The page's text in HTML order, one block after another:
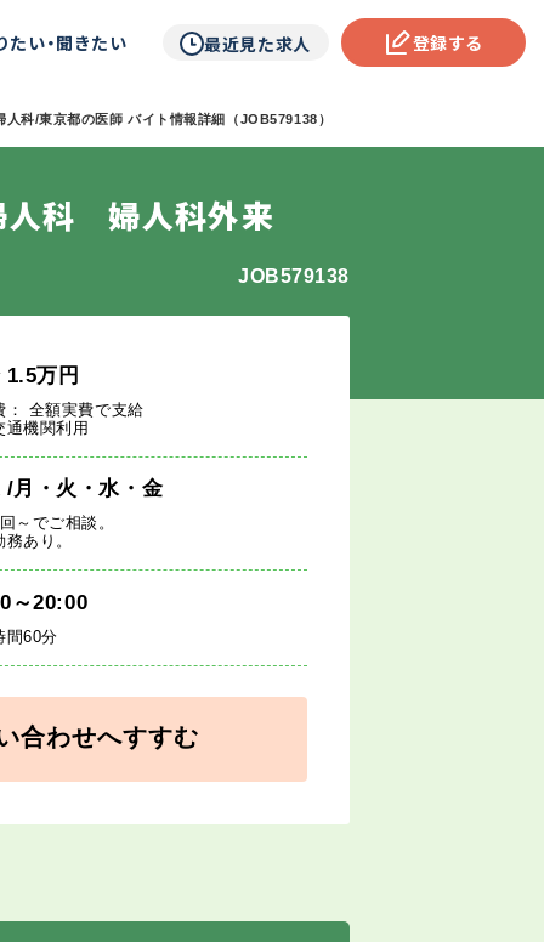
たい・聞きたい 最近見た求人 登録する
人科/東京都の医師 バイト情報詳細（JOB579138）
科 婦人科外来
JOB579138
1.5万円
： 全額実費で支給
通機関利用
/月・火・水・金
～でご相談。
あり。
～20:00
間60分
合わせへすすむ